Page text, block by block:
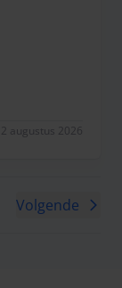
2 augustus 2026
5 6 7
Volgende